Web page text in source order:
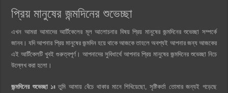
প্রিয় মানুষের জন্মদিনের শুভেচ্ছা
এখন আমরা আমাদের আর্টিকেলের মূল আলোচনার বিষয় প্রিয় মানুষের জন্মদিনের শুভেচ্ছা সম্পর্কে
জানব। যদি আপনার প্রিয় মানুষের জন্মদিন হয়ে থাকে আজকে তাহলে অবশ্যই আপনার জন্য আজকের
এই আর্টিকেলটি খুবই গুরুত্বপূর্ণ। আপনাদের সুবিধার্থে আপনার প্রিয় মানুষের জন্মদিনের শুভেচ্ছা নিচে
উল্লেখ করা হলো।
জন্মদিনের শুভেচ্ছা ১ঃতুমি আমায় বেঁচে থাকার মানে শিখিয়েছো, সৃষ্টিকর্তা তোমার জন্যই গড়েছে